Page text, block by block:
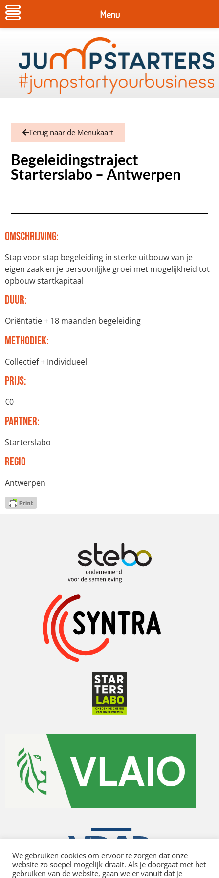
Terug naar de Menukaart
Begeleidingstraject
Starterslabo – Antwerpen
Omschrijving:
Stap voor stap begeleiding in sterke uitbouw van je
eigen zaak en je persoonljjke groei met mogelijkheid tot
opbouw startkapitaal
Duur:
Oriëntatie + 18 maanden begeleiding
Methodiek:
Collectief + Individueel
Prijs:
€0
Partner:
Starterslabo
Regio
Antwerpen
We gebruiken cookies om ervoor te zorgen dat onze
website zo soepel mogelijk draait. Als je doorgaat met het
gebruiken van de website, gaan we er vanuit dat je
Menu